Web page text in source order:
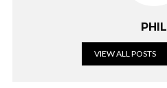
PHIL
VIEW ALL POSTS